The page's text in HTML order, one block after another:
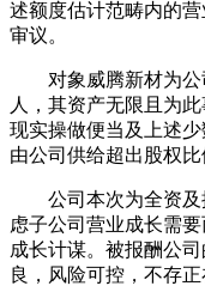
述额度估计范畴内的
审议。
对象威腾新材为公
人，其资产无限且为
现实操做便当及上述
由公司供给超出股权
公司本次为全资及
虑子公司营业成长需
成长计谋。被报酬公
良，风险可控，不存